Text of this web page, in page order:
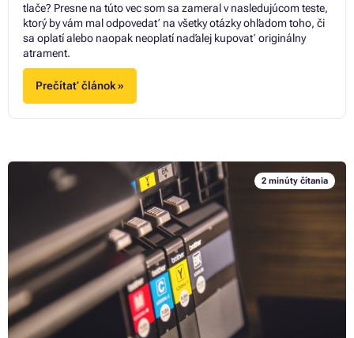
tlače? Presne na túto vec som sa zameral v nasledujúcom teste,
ktorý by vám mal odpovedať na všetky otázky ohľadom toho, či
sa oplatí alebo naopak neoplatí naďalej kupovať originálny
atrament.
Prečítať článok »
2 minúty čítania